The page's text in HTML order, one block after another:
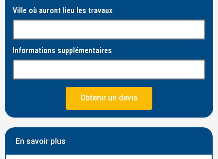
Ville où auront lieu les travaux
Informations supplémentaires
Obtenir un devis
En savoir plus